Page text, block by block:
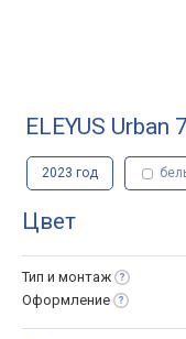
ELEYUS Urban
2023 год
Цвет
Тип и монтаж
Оформление